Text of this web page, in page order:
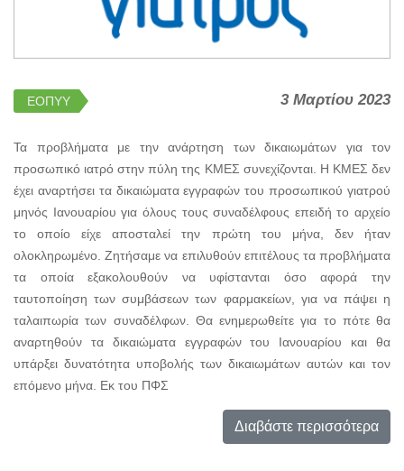
ΕΟΠΥΥ 3 Μαρτίου 2023
Τα προβλήματα με την ανάρτηση των δικαιωμάτων για τον
προσωπικό ιατρό στην πύλη της ΚΜΕΣ συνεχίζονται. Η ΚΜΕΣ δεν
έχει αναρτήσει τα δικαιώματα εγγραφών του προσωπικού γιατρού
μηνός Ιανουαρίου για όλους τους συναδέλφους επειδή το αρχείο
το οποίο είχε αποσταλεί την πρώτη του μήνα, δεν ήταν
ολοκληρωμένο. Ζητήσαμε να επιλυθούν επιτέλους τα προβλήματα
τα οποία εξακολουθούν να υφίστανται όσο αφορά την
ταυτοποίηση των συμβάσεων των φαρμακείων, για να πάψει η
ταλαιπωρία των συναδέλφων. Θα ενημερωθείτε για το πότε θα
αναρτηθούν τα δικαιώματα εγγραφών του Ιανουαρίου και θα
υπάρξει δυνατότητα υποβολής των δικαιωμάτων αυτών και τον
επόμενο μήνα. Εκ του ΠΦΣ
Διαβάστε περισσότερα